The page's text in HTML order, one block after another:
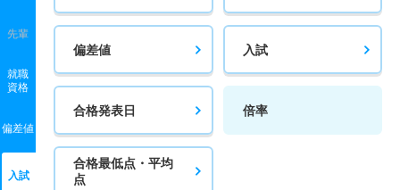
先輩
就職
資格
偏差値
入試
偏差値 入試
合格発表日 倍率
合格最低点・平均
点